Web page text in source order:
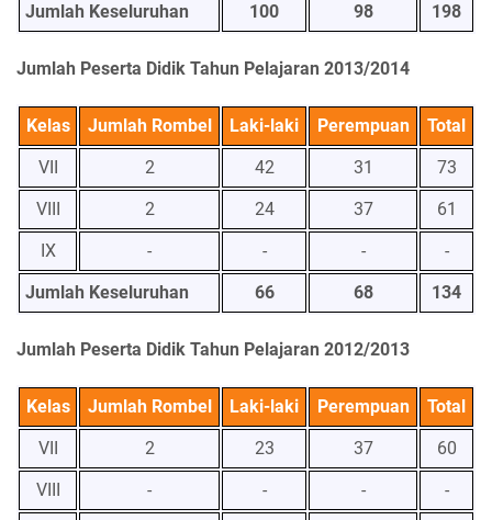
Jumlah Keseluruhan 100 98 198
Jumlah Peserta Didik Tahun Pelajaran 2013/2014
Kelas Jumlah Rombel Laki-laki Perempuan
Total
VII
2 42 31
73
VIII
2 24 37
61
IX
- - -
-
Jumlah Keseluruhan
66 68 134
Jumlah Peserta Didik Tahun Pelajaran 2012/2013
Kelas Jumlah Rombel Laki-laki Perempuan
Total
VII
2 23 37
60
VIII
- - -
-